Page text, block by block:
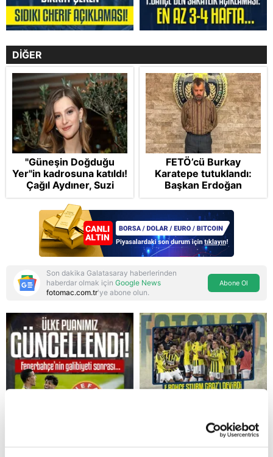
Reddet
DİĞER
"Güneşin Doğduğu
Yer"in kadrosuna katıldı!
Çağıl Aydıner, Suzi
karakteriyle geliyor
FETÖ’cü Burkay
Karatepe tutuklandı:
Başkan Erdoğan
şikayetçi oldu! 5 suçtan
dava talebi
Son dakika Galatasaray haberlerinden
haberdar olmak için Google News
fotomac.com.tr'ye abone olun.
Abone Ol